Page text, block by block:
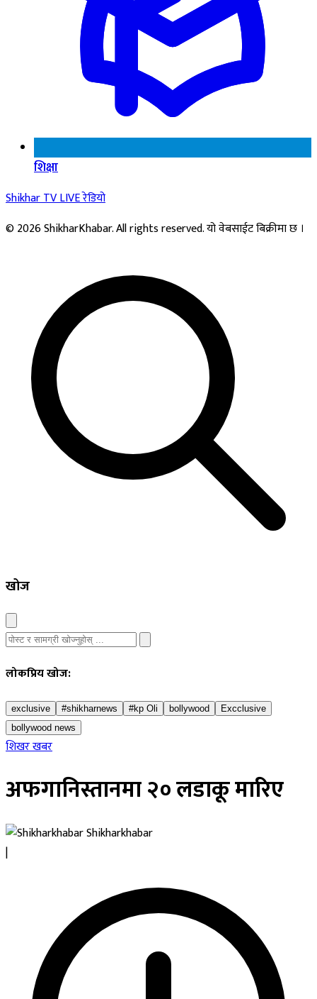
शिक्षा
Shikhar TVLIVEरेडियो
© 2026 ShikharKhabar. All rights reserved. यो वेबसाईट बिक्रीमा छ ।
खोज
लोकप्रिय खोज:
exclusive #shikharnews #kp Oli bollywood
Excclusive
bollywood news
शिखर खबर
अफगानिस्तानमा २० लडाकू मारिए
Shikharkhabar
|